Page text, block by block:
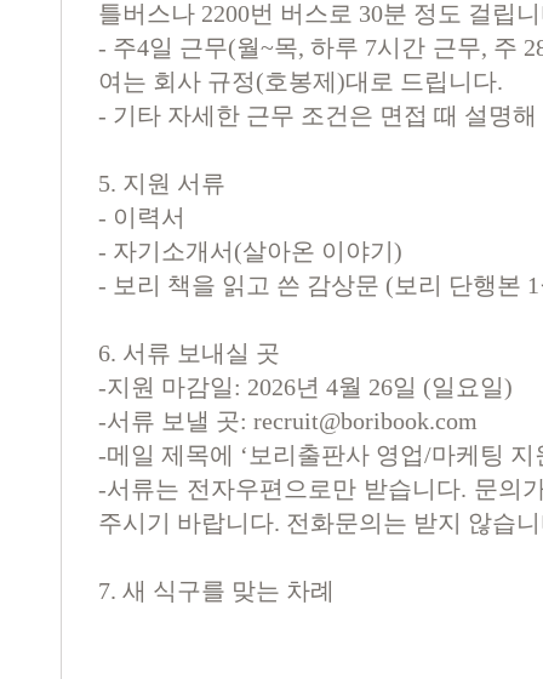
틀버스나 2200번 버스로 30분 정도 걸립
- 주4일 근무(월~목,하루 7시간 근무, 주
여는 회사 규정(호봉제 )대로 드립니다.
- 기타 자세한 근무 조건은 면접 때 설명
5. 지원 서류
- 이력서
- 자기소개서 (살아온 이야기 )
- 보리 책을 읽고 쓴 감상문 (보리 단행본 1
6. 서류 보내실 곳
-지원 마감일: 2026년 4월 26일 (일요일)
-서류 보낼 곳: recruit@boribook.com
-메일 제목에 ‘ 보리출판사 영업/마케팅 지
-서류는 전자우편으로만 받습니다. 문의
주시기 바랍니다. 전화문의는 받지 않습
7. 새 식구를 맞는 차례